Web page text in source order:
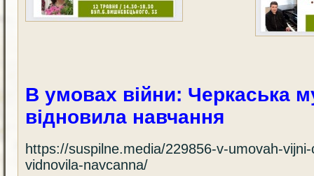
В умовах війни: Черкаська
відновила навчання
https://suspilne.media/229856-v-umovah-
vidnovila-navcanna/